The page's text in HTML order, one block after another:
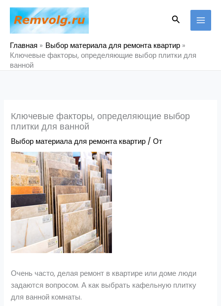
Перейти
содержимому
Поиск
Главная
Выбор материала для ремонта квартир
Ключевые факторы, определяющие выбор плитки для
ванной
Ключевые факторы, определяющие выбор
плитки для ванной
Выбор материала для ремонта квартир / От
Очень часто, делая ремонт в квартире или доме люди
задаются вопросом. А как выбрать кафельную плитку
для ванной комнаты.